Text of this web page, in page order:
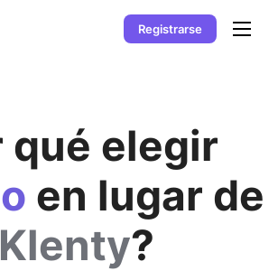
Registrarse
qué elegir
en lugar de
Klenty?